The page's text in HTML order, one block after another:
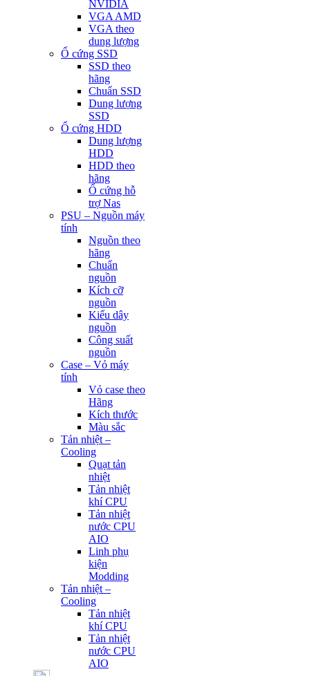
NVIDIA
VGA AMD
VGA theo
dung lượng
Ổ cứng SSD
SSD theo
hãng
Chuẩn SSD
Dung lượng
SSD
Ổ cứng HDD
Dung lượng
HDD
HDD theo
hãng
Ổ cứng hỗ
trợ Nas
PSU – Nguồn máy
tính
Nguồn theo
hãng
Chuẩn
nguồn
Kích cỡ
nguồn
Kiểu dây
nguồn
Công suất
nguồn
Case – Vỏ máy
tính
Vỏ case theo
Hãng
Kích thước
Màu sắc
Tản nhiệt –
Cooling
Quạt tản
nhiệt
Tản nhiệt
khí CPU
Tản nhiệt
nước CPU
AIO
Linh phụ
kiện
Modding
Tản nhiệt –
Cooling
Tản nhiệt
khí CPU
Tản nhiệt
nước CPU
AIO